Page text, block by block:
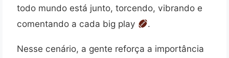
todo mundo está junto, torcendo, vibrando e
comentando a cada big play
.
Nesse cenário, a gente reforça a importância